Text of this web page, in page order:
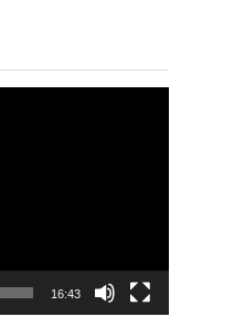
16:43